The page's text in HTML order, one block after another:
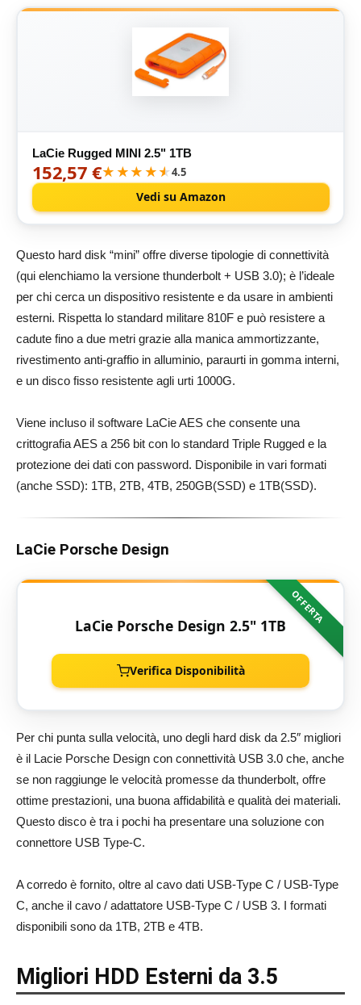
LaCie Rugged MINI 2.5" 1TB
152,57 €★★★★★
★★★★★4.5
Vedi su Amazon
Questo hard disk “mini” offre diverse tipologie di connettività
(qui elenchiamo la versione thunderbolt + USB 3.0); è l’ideale
per chi cerca un dispositivo resistente e da usare in ambienti
esterni. Rispetta lo standard militare 810F e può resistere a
cadute fino a due metri grazie alla manica ammortizzante,
rivestimento anti-graffio in alluminio, paraurti in gomma interni,
e un disco fisso resistente agli urti 1000G.
Viene incluso il software LaCie AES che consente una
crittografia AES a 256 bit con lo standard Triple Rugged e la
protezione dei dati con password. Disponibile in vari formati
(anche SSD): 1TB, 2TB, 4TB, 250GB(SSD) e 1TB(SSD).
LaCie Porsche Design
OFFERTA
LaCie Porsche Design 2.5" 1TB
Verifica Disponibilità
Per chi punta sulla velocità, uno degli hard disk da 2.5″ migliori
è il Lacie Porsche Design con connettività USB 3.0 che, anche
se non raggiunge le velocità promesse da thunderbolt, offre
ottime prestazioni, una buona affidabilità e qualità dei materiali.
Questo disco è tra i pochi ha presentare una soluzione con
connettore USB Type-C.
A corredo è fornito, oltre al cavo dati USB-Type C / USB-Type
C, anche il cavo / adattatore USB-Type C / USB 3. I formati
disponibili sono da 1TB, 2TB e 4TB.
Migliori HDD Esterni da 3.5